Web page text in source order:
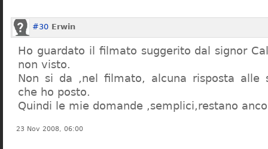
#30 Erwin
Ho guardato il filmato suggerito dal signor
non visto.
Non si da ,nel filmato, alcuna risposta alle
che ho posto.
Quindi le mie domande ,semplici,restano
23 Nov 2008, 06:00